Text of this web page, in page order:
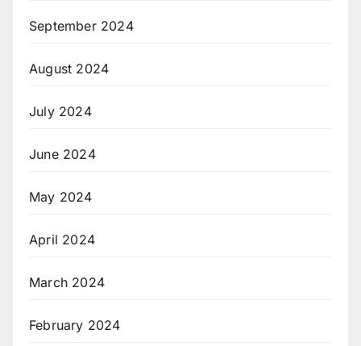
September 2024
August 2024
July 2024
June 2024
May 2024
April 2024
March 2024
February 2024